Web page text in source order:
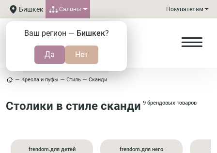
Бишкек
Ваш регион — Бишкек?
Салоны Покупателям
Кресла и пуфы Стиль Сканди
Столики в стиле сканди 9 брендовых товаров
frendom.для детей frendom.для него